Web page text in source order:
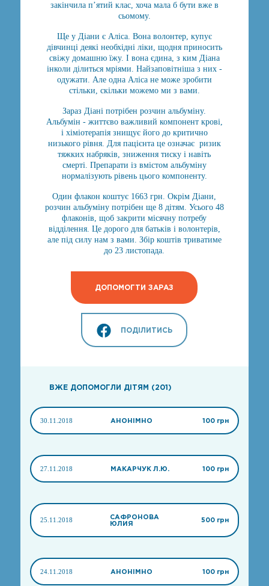
закінчила п’ятий клас, хоча мала б бути вже в
сьомому.
Ще у Діани є Аліса. Вона волонтер, купує
дівчинці деякі необхідні ліки, щодня приносить
свіжу домашню їжу. І вона єдина, з ким Діана
інколи ділиться мріями. Найзаповітніша з них -
одужати. Але одна Аліса не може зробити
стільки, скільки можемо ми з вами.
Зараз Діані потрібен розчин альбуміну.
Альбумін - життєво важливий компонент крові,
і хіміотерапія знищує його до критично
низького рівня. Для пацієнта це означає ризик
тяжких набряків, зниження тиску і навіть
смерті. Препарати із вмістом альбуміну
нормалізують рівень цього компоненту.
Один флакон коштує 1663 грн. Окрім Діани,
розчин альбуміну потрібен ще 8 дітям. Усього 48
флаконів, щоб закрити місячну потребу
відділення. Це дорого для батьків і волонтерів,
але під силу нам з вами. Збір коштів триватиме
до 23 листопада.
ДОПОМОГТИ ЗАРАЗ
ПОДІЛИТИСЬ
ВЖЕ ДОПОМОГЛИ ДІТЯМ (201)
30.11.2018 АНОНІМНО 100 грн
27.11.2018 МАКАРЧУК Л.Ю. 100 грн
25.11.2018
САФРОНОВА
ЮЛИЯ
500 грн
24.11.2018 АНОНІМНО 100 грн